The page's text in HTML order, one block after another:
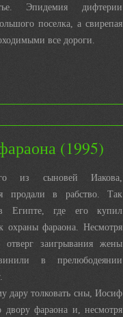
Эпидемия дифтерии
поселка, а свирепая
все дороги.
(1995)
из сыновей Иакова,
продали в рабство. Так
Египте, где его купил
охраны фараона. Несмотря
заигрывания жены
в прелюбодеянии
дару толковать сны, Иосиф
двору фараона и, несмотря